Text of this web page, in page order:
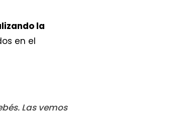
la
en el
Las vemos